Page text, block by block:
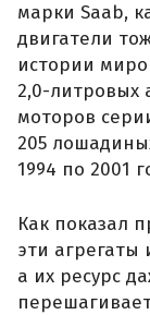
марки Saab,
двигатели
истории
2,0-литровых
моторов
205
1994 по 2001
Как показал
эти
а их ресурс